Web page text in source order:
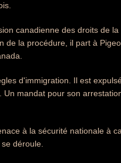
canadienne des droits de
de la procédure, il part à
d'immigration. Il est
mandat pour son
à la sécurité nationale à
déroule.